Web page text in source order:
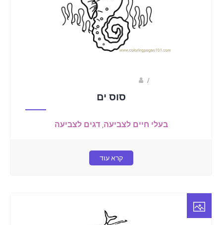
/
סוס ים
בעלי חיים לצביעה,דגים לצביעה
קרא עוד